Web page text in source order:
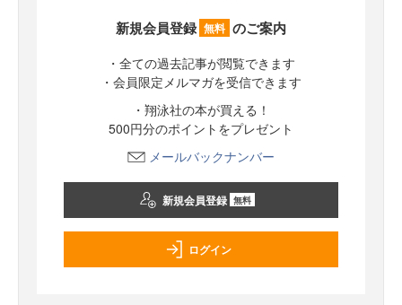
新規会員登録 無料 のご案内
・全ての過去記事が閲覧できます
・会員限定メルマガを受信できます
・翔泳社の本が買える！
500円分のポイントをプレゼント
メールバックナンバー
新規会員登録 無料
ログイン